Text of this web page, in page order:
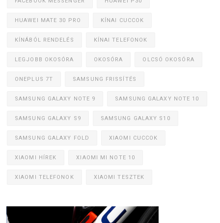
HUAWEI MATE 30 PRO KÍNAI CUCCOK
KÍNÁBÓL RENDELÉS KÍNAI TELEFONOK
LEGJOBB OKOSÓRA OKOSÓRA OLCSÓ OKOSÓRA
ONEPLUS 7T SAMSUNG FRISSÍTÉS
SAMSUNG GALAXY NOTE 9 SAMSUNG GALAXY NOTE 10
SAMSUNG GALAXY S9 SAMSUNG GALAXY S10
SAMSUNG GALAXY FOLD XIAOMI CUCCOK
XIAOMI HÍREK XIAOMI MI NOTE 10
XIAOMI TELEFONOK XIAOMI TESZTEK